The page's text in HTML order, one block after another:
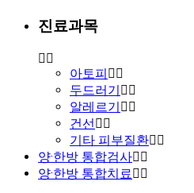
진료과목
아토피
두드러기
알레르기
건선
기타 피부질환
양·한방 통합검사
양·한방 통합치료